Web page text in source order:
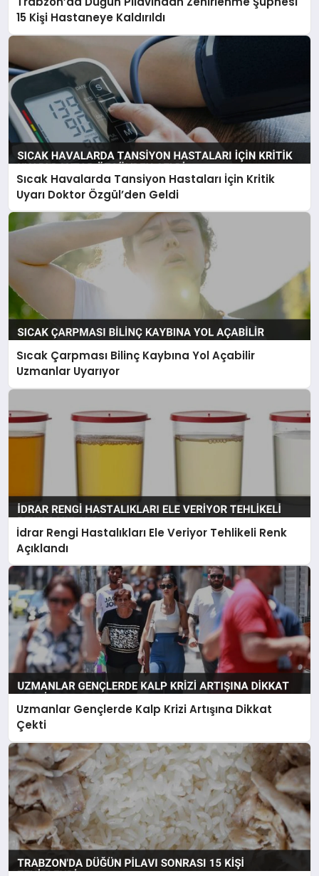
15 Kişi Hastaneye Kaldırıldı
Sıcak Havalarda Tansiyon Hastaları İçin Kritik
Uyarı Doktor Özgül’den Geldi
Sıcak Çarpması Bilinç Kaybına Yol Açabilir
Uzmanlar Uyarıyor
İdrar Rengi Hastalıkları Ele Veriyor Tehlikeli Renk
Açıklandı
Uzmanlar Gençlerde Kalp Krizi Artışına Dikkat
Çekti